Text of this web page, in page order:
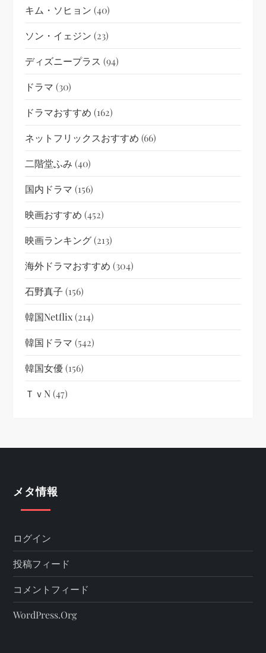
キム・ソヒョン (40)
ソン・イェジン (23)
ディズニープラス (94)
ドラマ (30)
ドラマおすすめ (162)
ネットフリックスおすすめ (66)
二階堂ふみ (40)
国内ドラマ (156)
映画おすすめ (452)
映画ランキング(213)
海外ドラマおすすめ (304)
石野真子 (156)
韓国netflix(214)
韓国ドラマ (542)
韓国女優(156)
ＴｖN(47)
メタ情報
ログイン
投稿フィード
コメントフィード
WordPress.org